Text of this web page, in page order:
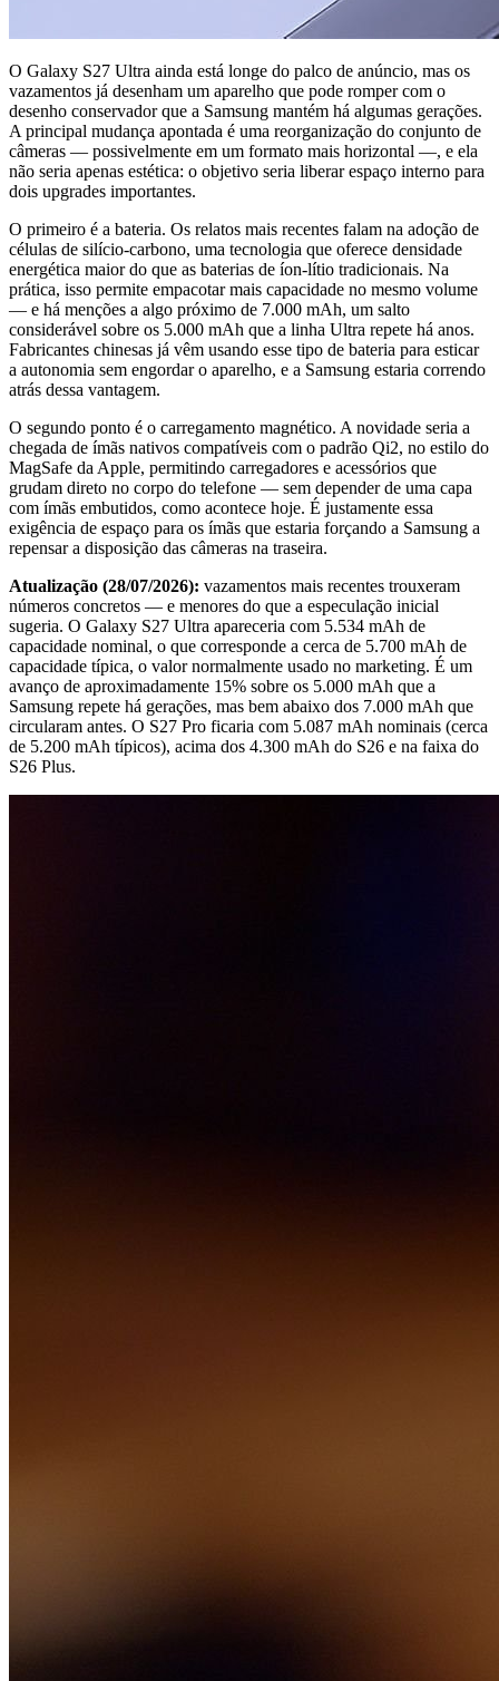
O Galaxy S27 Ultra ainda está longe do palco de anúncio, mas os
vazamentos já desenham um aparelho que pode romper com o
desenho conservador que a Samsung mantém há algumas gerações.
A principal mudança apontada é uma reorganização do conjunto de
câmeras — possivelmente em um formato mais horizontal —, e ela
não seria apenas estética: o objetivo seria liberar espaço interno para
dois upgrades importantes.
O primeiro é a bateria. Os relatos mais recentes falam na adoção de
células de silício-carbono, uma tecnologia que oferece densidade
energética maior do que as baterias de íon-lítio tradicionais. Na
prática, isso permite empacotar mais capacidade no mesmo volume
— e há menções a algo próximo de 7.000 mAh, um salto
considerável sobre os 5.000 mAh que a linha Ultra repete há anos.
Fabricantes chinesas já vêm usando esse tipo de bateria para esticar
a autonomia sem engordar o aparelho, e a Samsung estaria correndo
atrás dessa vantagem.
O segundo ponto é o carregamento magnético. A novidade seria a
chegada de ímãs nativos compatíveis com o padrão Qi2, no estilo do
MagSafe da Apple, permitindo carregadores e acessórios que
grudam direto no corpo do telefone — sem depender de uma capa
com ímãs embutidos, como acontece hoje. É justamente essa
exigência de espaço para os ímãs que estaria forçando a Samsung a
repensar a disposição das câmeras na traseira.
Atualização (28/07/2026): vazamentos mais recentes trouxeram
números concretos — e menores do que a especulação inicial
sugeria. O Galaxy S27 Ultra apareceria com 5.534 mAh de
capacidade nominal, o que corresponde a cerca de 5.700 mAh de
capacidade típica, o valor normalmente usado no marketing. É um
avanço de aproximadamente 15% sobre os 5.000 mAh que a
Samsung repete há gerações, mas bem abaixo dos 7.000 mAh que
circularam antes. O S27 Pro ficaria com 5.087 mAh nominais (cerca
de 5.200 mAh típicos), acima dos 4.300 mAh do S26 e na faixa do
S26 Plus.